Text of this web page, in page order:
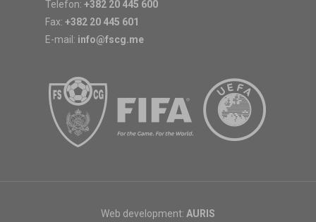
Telefon: +382 20 445 600
Fax: +382 20 445 601
E-mail: info@fscg.me
Web development: AURIS